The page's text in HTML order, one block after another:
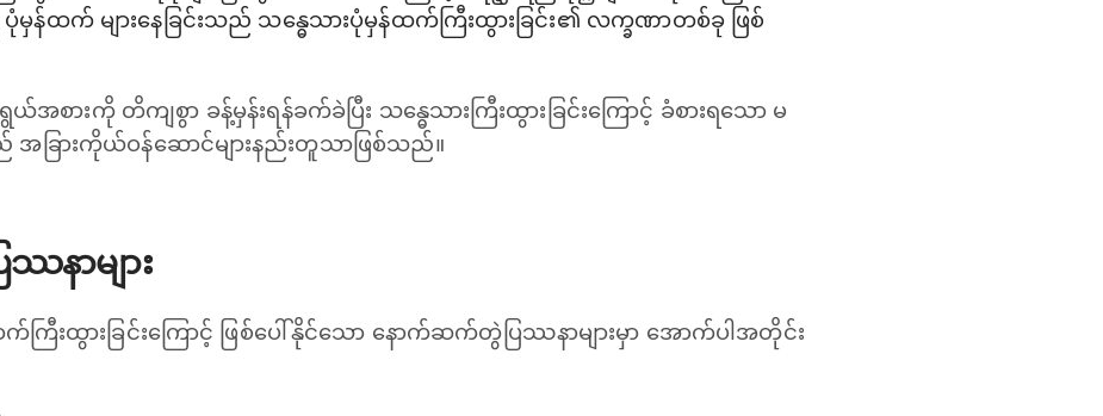
မှန်ထက် များနေခြင်းသည် သန္ဓေသားပုံမှန်ထက်ကြီးထွားခြင်း၏ လက္ခဏာတစ်ခု ဖြစ်
စားကို တိကျစွာ ခန့်မှန်းရန်ခက်ခဲပြီး သန္ဓေသားကြီးထွားခြင်းကြောင့် ခံစားရသော မ
အခြားကိုယ်ဝန်ဆောင်များနည်းတူသာဖြစ်သည်။
နာများ
ကြီးထွားခြင်းကြောင့် ဖြစ်ပေါ်နိုင်သော နောက်ဆက်တွဲပြဿနာများမှာ အောက်ပါအတိုင်း